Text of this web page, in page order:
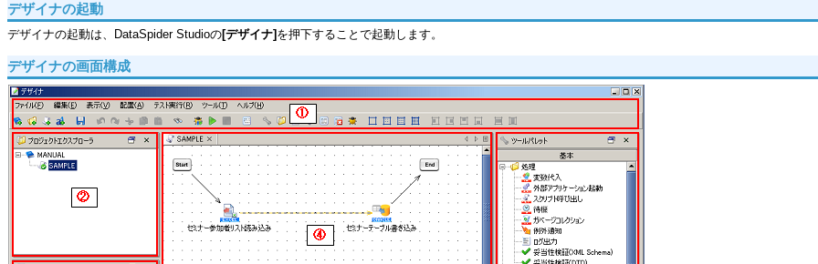
デザイナの起動
デザイナの起動は、DataSpider Studioの[デザイナ] を押下することで起動します。
デザイナの画面構成